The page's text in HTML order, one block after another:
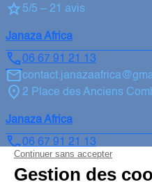
5/5 – 21 avis
Janaza Africa
06 67 91 21 13
2 Place des Anciens
Janaza Africa
06 67 91 21 13
4 Avenue Gabriel Péri –